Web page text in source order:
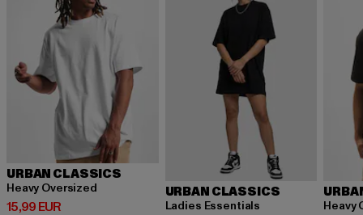
URBAN CLASSICS
Heavy Oversized
15,99 EUR
Derzeitiger Preis: 15,99 EUR
URBAN CLASSICS
Ladies Essentials
Heavy